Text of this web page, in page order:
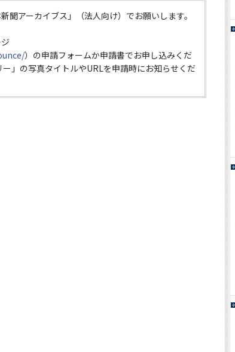
聞アーカイブス」（法人向け）でお願いします。
）の申請フォームか申請書でお申し込みくだ
」の写真タイトルやURLを申請時にお知らせくだ